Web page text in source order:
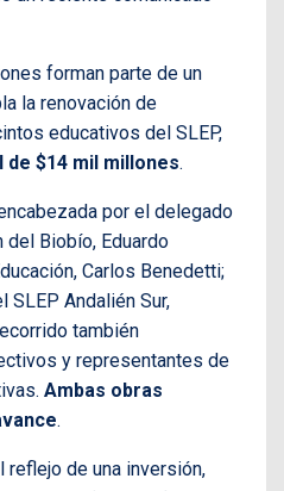
forman parte de un
la renovación de
educativos del SLEP,
$14 mil millones.
por el delegado
Biobío, Eduardo
Carlos Benedetti;
Andalién Sur,
también
y representantes de
Ambas obras
.
reflejo de una inversión,